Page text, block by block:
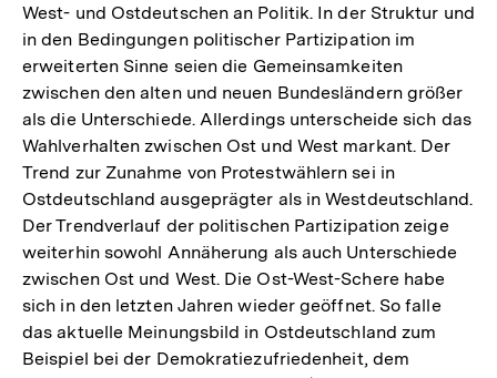
West- und Ostdeutschen an Politik. In der Struktur und
in den Bedingungen politischer Partizipation im
erweiterten Sinne seien die Gemeinsamkeiten
zwischen den alten und neuen Bundesländern größer
als die Unterschiede. Allerdings unterscheide sich das
Wahlverhalten zwischen Ost und West markant. Der
Trend zur Zunahme von Protestwählern sei in
Ostdeutschland ausgeprägter als in Westdeutschland.
Der Trendverlauf der politischen Partizipation zeige
weiterhin sowohl Annäherung als auch Unterschiede
zwischen Ost und West. Die Ost-West-Schere habe
sich in den letzten Jahren wieder geöffnet. So falle
das aktuelle Meinungsbild in Ostdeutschland zum
Beispiel bei der Demokratiezufriedenheit, dem